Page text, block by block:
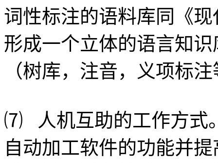
词性标注的语料库同《
形成一个立体的语言知
（树库，注音，义项标
⑺ 人机互助的工作方式
自动加工软件的功能并